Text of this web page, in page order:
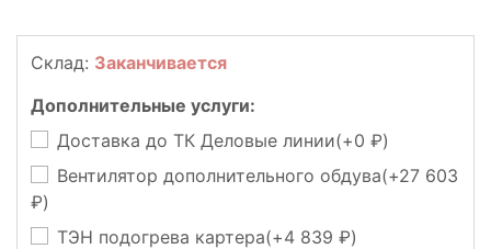
Склад: Заканчивается
Дополнительные услуги:
Доставка до ТК Деловые линии(+0
)
Вентилятор дополнительного обдува(+27 603
)
ТЭН подогрева картера(+4 839 )